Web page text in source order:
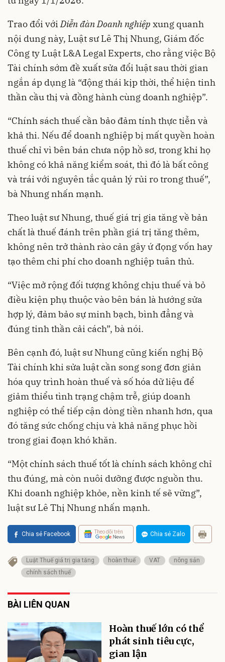
Trao đổi vớiDiễn đàn Doanh nghiệp xung quanh
nội dung này, Luật sư Lê Thị Nhung, Giám đốc
Công ty Luật L&A Legal Experts, cho rằng việc Bộ
Tài chính sớm đề xuất sửa đổi luật sau thời gian
ngắn áp dụng là “động thái kịp thời, thể hiện tinh
thần cầu thị và đồng hành cùng doanh nghiệp”.
“Chính sách thuế cần bảo đảm tính thực tiễn và
khả thi. Nếu để doanh nghiệp bị mất quyền hoàn
thuế chỉ vì bên bán chưa nộp hồ sơ, trong khi họ
không có khả năng kiểm soát, thì đó là bất công
và trái với nguyên tắc quản lý rủi ro trong thuế”,
bà Nhung nhấn mạnh.
Theo luật sư Nhung, thuế giá trị gia tăng về bản
chất là thuế đánh trên phần giá trị tăng thêm,
không nên trở thành rào cản gây ứ đọng vốn hay
tạo thêm chi phí cho doanh nghiệp tuân thủ.
“Việc mở rộng đối tượng không chịu thuế và bỏ
điều kiện phụ thuộc vào bên bán là hướng sửa
hợp lý, đảm bảo sự minh bạch, bình đẳng và
đúng tinh thần cải cách”, bà nói.
Bên cạnh đó, luật sư Nhung cũng kiến nghị Bộ
Tài chính khi sửa luật cần song song đơn giản
hóa quy trình hoàn thuế và số hóa dữ liệu để
giảm thiểu tình trạng chậm trễ, giúp doanh
nghiệp có thể tiếp cận dòng tiền nhanh hơn, qua
đó tăng sức chống chịu và khả năng phục hồi
trong giai đoạn khó khăn.
“Một chính sách thuế tốt là chính sách không chỉ
thu đúng, mà còn nuôi dưỡng được nguồn thu.
Khi doanh nghiệp khỏe, nền kinh tế sẽ vững”,
luật sư Lê Thị Nhung nhấn mạnh.
Chia sẻ Facebook Theo dõi trên Chia sẻ Zalo
Luật Thuế giá trị gia tăng hoàn thuế VAT
nông sản
chính sách thuế
BÀI LIÊN QUAN
Hoàn thuế lớn có thể
phát sinh tiêu cực,
gian lận